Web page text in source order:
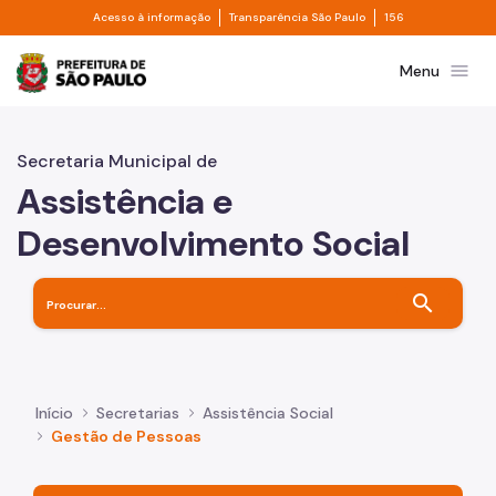
Pular para o Conteúdo principal
Acesso à informação Divisor de acesso à informação
Transparência São Paulo Divisor de
156
Prefeitura de São PauloMenu menu
Secretaria Municipal de
Assistência e
Desenvolvimento Social
search
Início Secretarias
Assistência Social
Gestão de Pessoas